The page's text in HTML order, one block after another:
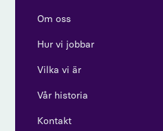
Om oss
Hur vi jobbar
Vilka vi är
Vår historia
Kontakt